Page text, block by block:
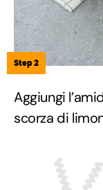
Step 2
Aggiungi
scorza di